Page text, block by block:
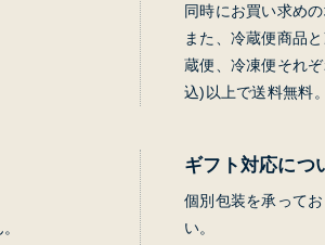
同時にお買い求め
また、冷蔵便商品
蔵便、冷凍便それ
込)以上で送料無料。
ギフト対応につ
個別包装を承って
い。